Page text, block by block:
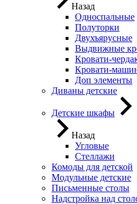
Назад
Односпальные
Полуторки
Двухъярусные
Выдвижные
Кровати-
Кровати-
Доп элементы
Диваны детские
Детские шкафы
Назад
Угловые
Стеллажи
Комоды для детской
Модульные детские
Письменные столы
Надстройка над